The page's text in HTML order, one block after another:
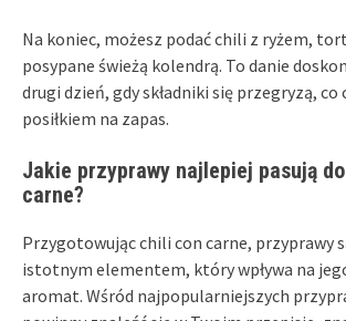
Na koniec, możesz podać chili z ryżem,
posypane świeżą kolendrą. To danie
drugi dzień, gdy składniki się przegryzą, co
posiłkiem na zapas.
Jakie przyprawy najlepiej pasują
carne?
Przygotowując chili con carne, przyprawy
istotnym elementem, który wpływa na
aromat. Wśród najpopularniejszych